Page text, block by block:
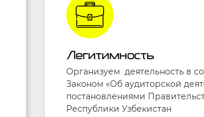
Легитимность
Организуем деятельность в
Законом «Об аудиторской
постановлениями
Республики Узбекистан